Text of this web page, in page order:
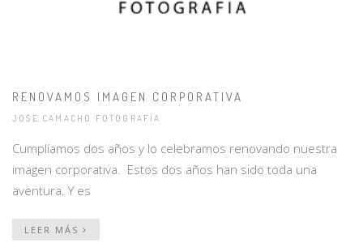
RENOVAMOS IMAGEN CORPORATIVA
JOSE CAMACHO FOTOGRAFÍA
Cumplíamos dos años y lo celebramos renovando nuestra
imagen corporativa. Estos dos años han sido toda una
aventura. Y es
LEER MÁS